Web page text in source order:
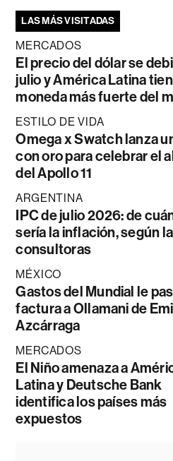
LAS MÁS VISITADAS
MERCADOS
El precio del dólar se
julio y América Latina
moneda más fuerte del
ESTILO DE VIDA
Omega x Swatch lanza
con oro para celebrar el
del Apollo 11
ARGENTINA
IPC de julio 2026: de
sería la inflación, según
consultoras
MÉXICO
Gastos del Mundial le
factura a Ollamani de
Azcárraga
MERCADOS
El Niño amenaza a
Latina y Deutsche Bank
identifica los países más
expuestos